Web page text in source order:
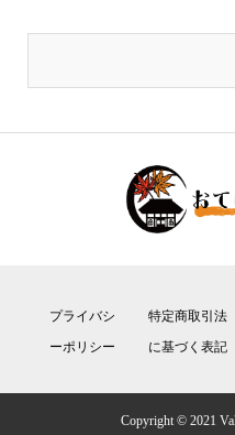
プライバシ
ーポリシー
特定商取引法
に基づく表記
Copyright © 2021